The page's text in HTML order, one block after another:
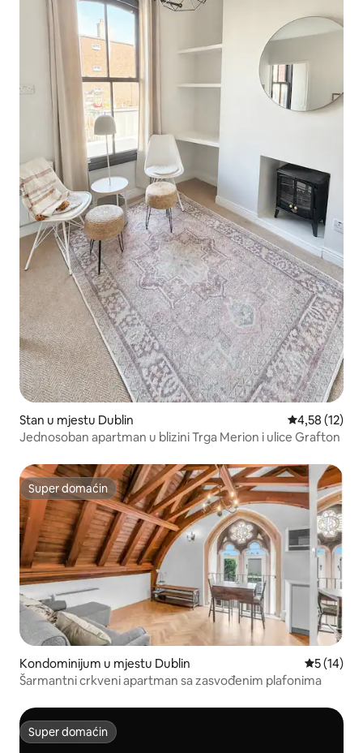
Stan u mjestu Dublin prosječna
4,58 (12)
Jednosoban apartman u blizini Trga Merion i ulice Grafton
Super domaćin
Super domaćin
Kondominijum u mjestu Dublin prosječna
5 (14)
Šarmantni crkveni apartman sa zasvođenim plafonima
Super domaćin
Super domaćin